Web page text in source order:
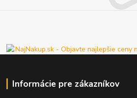
Informácie pre zákazníkov